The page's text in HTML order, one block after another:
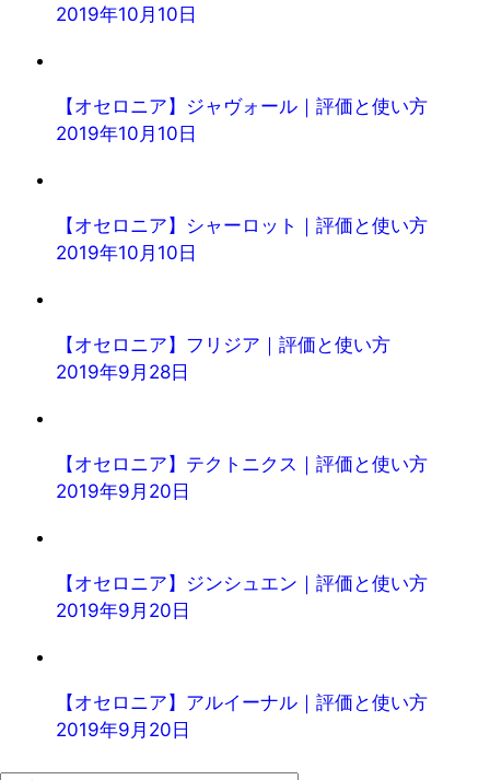
2019年10月10日
【オセロニア】ジャヴォール｜評価と使い方
2019年10月10日
【オセロニア】シャーロット｜評価と使い方
2019年10月10日
【オセロニア】フリジア｜評価と使い方
2019年9月28日
【オセロニア】テクトニクス｜評価と使い方
2019年9月20日
【オセロニア】ジンシュエン｜評価と使い方
2019年9月20日
【オセロニア】アルイーナル｜評価と使い方
2019年9月20日